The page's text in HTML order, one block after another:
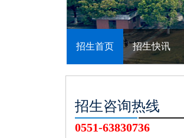
招生首页 招生快讯
招生咨询热线
0551-63830736